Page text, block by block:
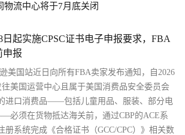
物流中心将于7月底关闭
起实施CPSC证书电子申报要求，FBA
申报
美国站近日向所有FBA卖家发布通知，自2026
美国运营中心且属于美国消费品安全委员会
的进口消费品——包括儿童用品、服装、部分电
必须在货物抵达海关前，通过CBP的ACE系
册系统完成《合格证书（GCC/CPC）》相关数